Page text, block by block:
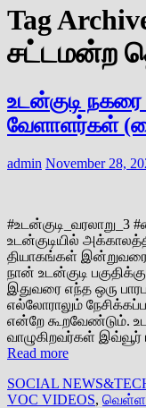
Tag
சட்டமன்ற
உடன்குடி
வேளாளர்கள்
admin November 28,
#உடன்குடி_வரலாறு_3
உடன்குடியில்
தியாகங்கள்
நான் உடன்குடி
இதுவரை எந்த ஒரு
எல்லோராலும்
என்றே கூறவேண்டும்.
வாழுகிறவர்கள்
Read more
SOCIAL
VOC VIDEOS,